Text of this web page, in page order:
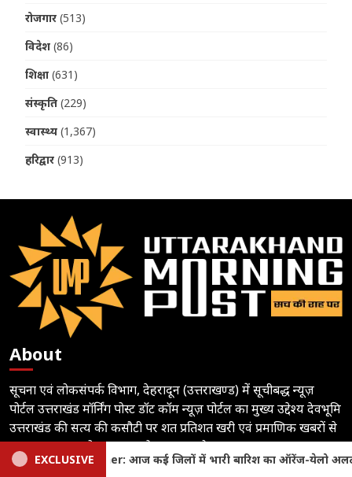
रोजगार (513)
विदेश (86)
शिक्षा (631)
संस्कृति (229)
स्वास्थ्य (1,367)
हरिद्वार (913)
About
सूचना एवं लोकसंपर्क विभाग, देहरादून (उत्तराखण्ड) में सूचीबद्ध न्यूज़
पोर्टल उत्तराखंड मॉर्निंग पोस्ट डॉट कॉम न्यूज़ पोर्टल का मुख्य उद्देश्य देवभूमि
उत्तराखंड की सत्य की कसौटी पर शत प्रतिशत खरी एवं प्रमाणिक खबरों से
आम जनमानस को रूबरू कराने का प्रयास है।
EXCLUSIVE
येलो अलर्ट, 14 अगस्त तक बरसेंगे मानसूनी बादल